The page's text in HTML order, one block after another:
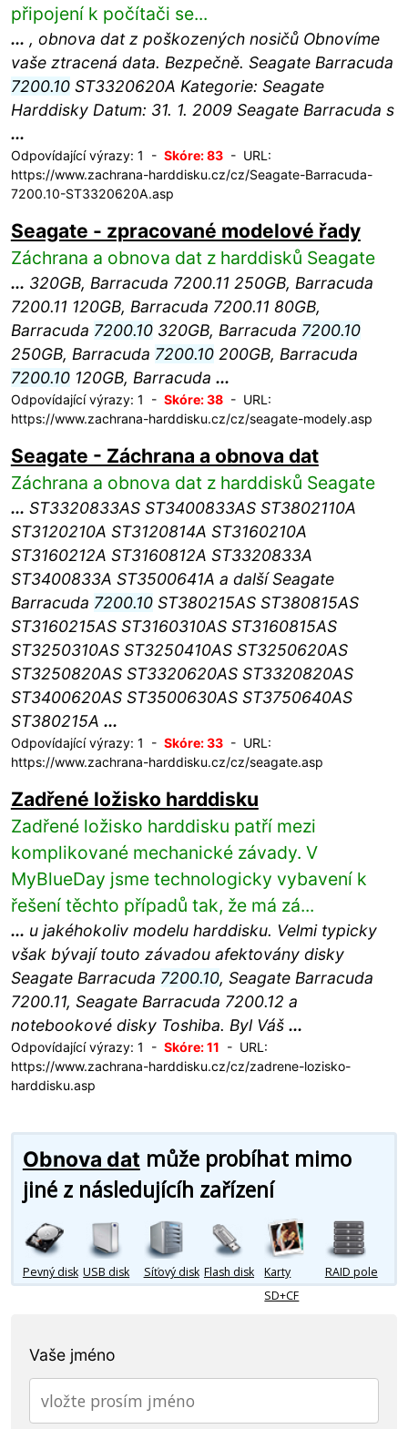
připojení k počítači se...
... , obnova dat z poškozených nosičů Obnovíme
vaše ztracená data. Bezpečně. Seagate Barracuda
7200.10ST3320620A Kategorie: Seagate
Harddisky Datum: 31. 1. 2009 Seagate Barracuda s
...
Odpovídající výrazy: 1 - Skóre: 83- URL:
https://www.zachrana-harddisku.cz/cz/Seagate-Barracuda-
7200.10-ST3320620A.asp
Seagate - zpracované modelové řady
Záchrana a obnova dat z harddisků Seagate
... 320GB, Barracuda 7200.11 250GB, Barracuda
7200.11 120GB, Barracuda 7200.11 80GB,
Barracuda 7200.10320GB, Barracuda 7200.10
250GB, Barracuda 7200.10200GB, Barracuda
7200.10120GB, Barracuda ...
Odpovídající výrazy: 1 - Skóre: 38- URL:
https://www.zachrana-harddisku.cz/cz/seagate-modely.asp
Seagate - Záchrana a obnova dat
Záchrana a obnova dat z harddisků Seagate
... ST3320833AS ST3400833AS ST3802110A
ST3120210A ST3120814A ST3160210A
ST3160212A ST3160812A ST3320833A
ST3400833A ST3500641A a další Seagate
Barracuda 7200.10ST380215AS ST380815AS
ST3160215AS ST3160310AS ST3160815AS
ST3250310AS ST3250410AS ST3250620AS
ST3250820AS ST3320620AS ST3320820AS
ST3400620AS ST3500630AS ST3750640AS
ST380215A ...
Odpovídající výrazy: 1 - Skóre: 33- URL:
https://www.zachrana-harddisku.cz/cz/seagate.asp
Zadřené ložisko harddisku
Zadřené ložisko harddisku patří mezi
komplikované mechanické závady. V
MyBlueDay jsme technologicky vybavení k
řešení těchto případů tak, že má zá...
... u jakéhokoliv modelu harddisku. Velmi typicky
však bývají touto závadou afektovány disky
Seagate Barracuda 7200.10, Seagate Barracuda
7200.11, Seagate Barracuda 7200.12 a
notebookové disky Toshiba. Byl Váš ...
Odpovídající výrazy: 1 - Skóre: 11 - URL:
https://www.zachrana-harddisku.cz/cz/zadrene-lozisko-
harddisku.asp
Obnova datmůže probíhat mimo
jiné z následujícíh zařízení
Pevný disk USB disk Síťový disk Flash disk
Karty
SD+CF
RAID pole
Vaše jméno